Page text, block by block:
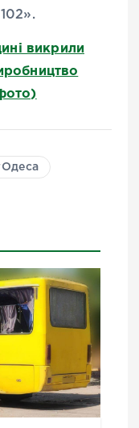
викрили
Одеса